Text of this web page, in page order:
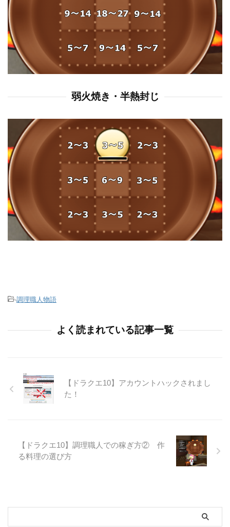
弱火焼き・半熱封じ
-調理職人物語
よく読まれている記事一覧
【ドラクエ10】アカウントハックされまし
た！
【ドラクエ10】調理職人での稼ぎ方② 作
る料理の選び方